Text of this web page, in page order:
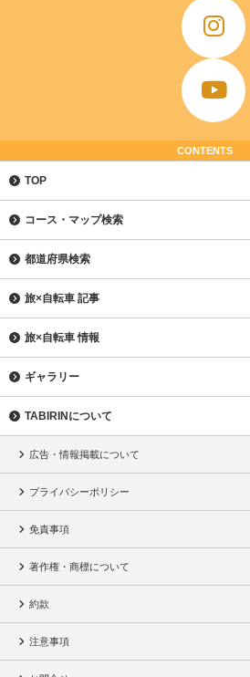
CONTENTS
TOP
コース・マップ検索
都道府県検索
旅×自転車 記事
旅×自転車 情報
ギャラリー
TABIRINについて
広告・情報掲載について
プライバシーポリシー
免責事項
著作権・商標について
約款
注意事項